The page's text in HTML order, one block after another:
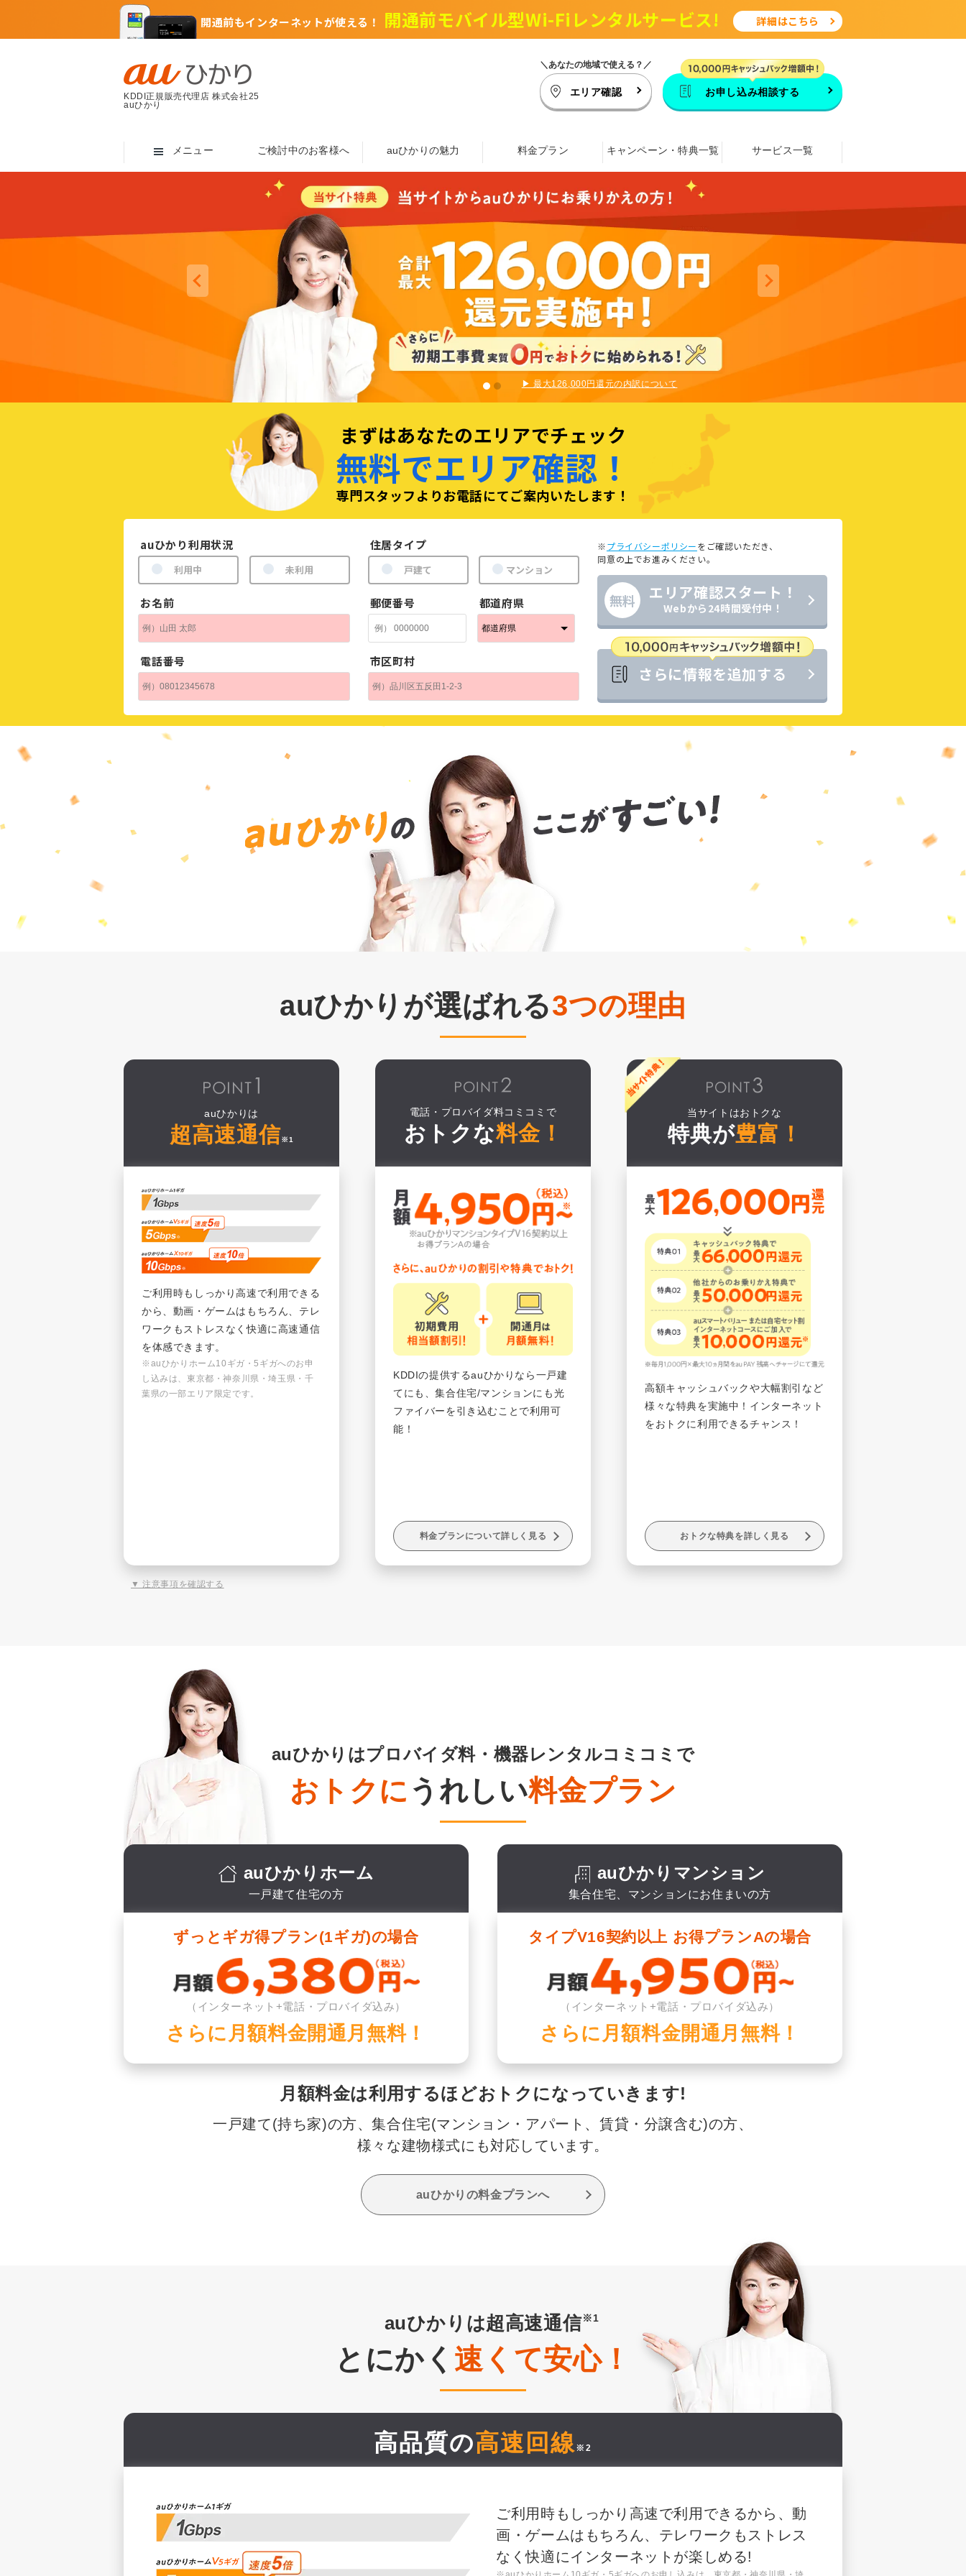
開通前もインターネットが使える！ 開通前モバイル型Wi-Fiレンタルサービス! 詳細はこちら
KDDI正規販売代理店 株式会社25
auひかり
＼あなたの地域で使える？／
エリア確認 お申し込み相談する
メニュー ご検討中のお客様へ auひかりの魅力 料金プラン キャンペーン・特典一覧 サービス一覧
▶︎ 最大126,000円還元の内訳について
auひかりが選ばれる3つの理由
auひかりは
超高速通信※1
ご利用時もしっかり高速で利用できる
から、動画・ゲームはもちろん、テレ
ワークもストレスなく快適に高速通信
を体感できます。
※auひかりホーム10ギガ・5ギガへのお申
し込みは、東京都・神奈川県・埼玉県・千
葉県の一部エリア限定です。
電話・プロバイダ料コミコミで
おトクな料金！
KDDIの提供するauひかりなら一戸建
てにも、集合住宅/マンションにも光
ファイバーを引き込むことで利用可
能！
料金プランについて詳しく見る
当サイトはおトクな
特典が豊富！
高額キャッシュバックや大幅割引など
様々な特典を実施中！インターネット
をおトクに利用できるチャンス！
おトクな特典を詳しく見る
▼ 注意事項を確認する
auひかりはプロバイダ料・機器レンタルコミコミで
おトクに うれしい料金プラン
auひかりホーム
一戸建て住宅の方
ずっとギガ得プラン(1ギガ)の場合
（インターネット+電話・プロバイダ込み）
さらに月額料金開通月無料！
auひかりマンション
集合住宅、マンションにお住まいの方
タイプV16契約以上 お得プランAの場合
（インターネット+電話・プロバイダ込み）
さらに月額料金開通月無料！
月額料金は利用するほどおトクになっていきます!
一戸建て(持ち家)の方、集合住宅(マンション・アパート、賃貸・分譲含む)の方、
様々な建物様式にも対応しています。
auひかりの料金プランへ
auひかりは超高速通信
とにかく 速くて安心！
高品質の高速回線 ※2
ご利用時もしっかり高速で利用できるから、動
画・ゲームはもちろん、テレワークもストレス
なく快適にインターネットが楽しめる!